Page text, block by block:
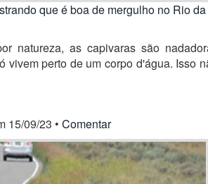
que é boa de mergulho no Rio da
natureza, as capivaras são
vivem perto de um corpo d'água. Isso
15/09/23 • Comentar